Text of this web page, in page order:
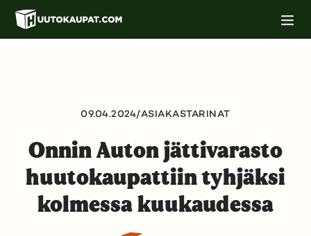
Siirry
pääsisältöön
M
o
b
09.04.2024/ASIAKASTARINAT
Onnin Auton jättivarasto
huutokaupattiin tyhjäksi
kolmessa kuukaudessa